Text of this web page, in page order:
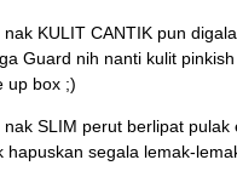
nak KULIT CANTIK pun
Guard nih nanti kulit
up box ;)
nak SLIM perut berlipat pulak
hapuskan segala lemak-